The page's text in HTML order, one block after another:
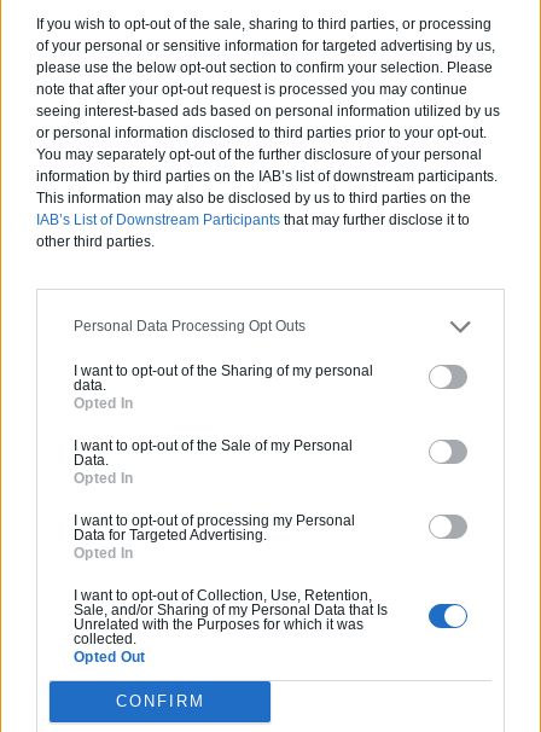
If you wish to opt-out of the sale, sharing to third parties, or processing
of your personal or sensitive information for targeted advertising by us,
please use the below opt-out section to confirm your selection. Please
note that after your opt-out request is processed you may continue
seeing interest-based ads based on personal information utilized by us
or personal information disclosed to third parties prior to your opt-out.
You may separately opt-out of the further disclosure of your personal
information by third parties on the IAB’s list of downstream participants.
This information may also be disclosed by us to third parties on the
IAB’s List of Downstream Participants that may further disclose it to
other third parties.
Personal Data Processing Opt Outs
I want to opt-out of the Sharing of my personal
data.
Opted In
I want to opt-out of the Sale of my Personal
Data.
Opted In
I want to opt-out of processing my Personal
Data for Targeted Advertising.
Opted In
I want to opt-out of Collection, Use, Retention,
Sale, and/or Sharing of my Personal Data that Is
Unrelated with the Purposes for which it was
collected.
Opted Out
CONFIRM
Comment aménager l’entrée
extérieure de sa maison ?
Canicule et fortes chaleurs : quels
conseils pour garder sa maison au
frais ?
Comment rénover l’entrée de son
domicile ?
Suivez-nous !
Calculateur Rénovation